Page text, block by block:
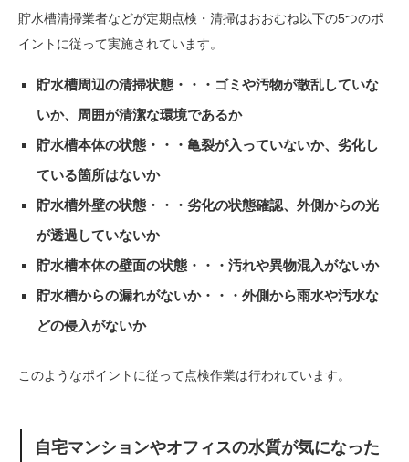
貯水槽清掃業者などが定期点検・清掃はおおむね以下の5つのポ
イントに従って実施されています。
貯水槽周辺の清掃状態・・・ゴミや汚物が散乱していな
いか、周囲が清潔な環境であるか
貯水槽本体の状態・・・亀裂が入っていないか、劣化し
ている箇所はないか
貯水槽外壁の状態・・・劣化の状態確認、外側からの光
が透過していないか
貯水槽本体の壁面の状態・・・汚れや異物混入がないか
貯水槽からの漏れがないか・・・外側から雨水や汚水な
どの侵入がないか
このようなポイントに従って点検作業は行われています。
自宅マンションやオフィスの水質が気になった